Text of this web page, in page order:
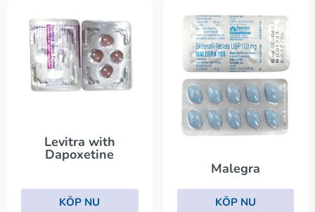
Levitra with
Dapoxetine
KÖP NU
Malegra
KÖP NU